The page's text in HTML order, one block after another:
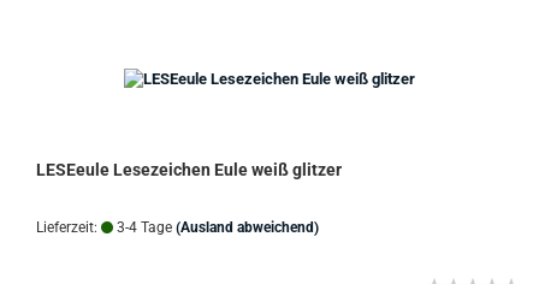
LESEeule Lesezeichen Eule weiß glitzer
Lieferzeit: 3-4 Tage (Ausland abweichend)